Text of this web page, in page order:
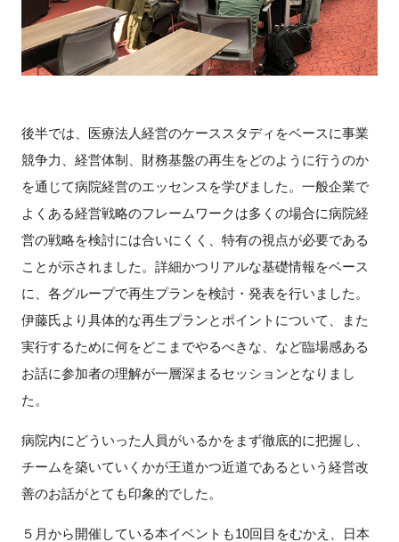
後半では、医療法人経営のケーススタディをベースに事業
競争力、経営体制、財務基盤の再生をどのように行うのか
を通じて病院経営のエッセンスを学びました。一般企業で
よくある経営戦略のフレームワークは多くの場合に病院経
営の戦略を検討には合いにくく、特有の視点が必要である
ことが示されました。詳細かつリアルな基礎情報をベース
に、各グループで再生プランを検討・発表を行いました。
伊藤氏より具体的な再生プランとポイントについて、また
実行するために何をどこまでやるべきな、など臨場感ある
お話に参加者の理解が一層深まるセッションとなりまし
た。
病院内にどういった人員がいるかをまず徹底的に把握し、
チームを築いていくかが王道かつ近道であるという経営改
善のお話がとても印象的でした。
５月から開催している本イベントも10回目をむかえ、日本